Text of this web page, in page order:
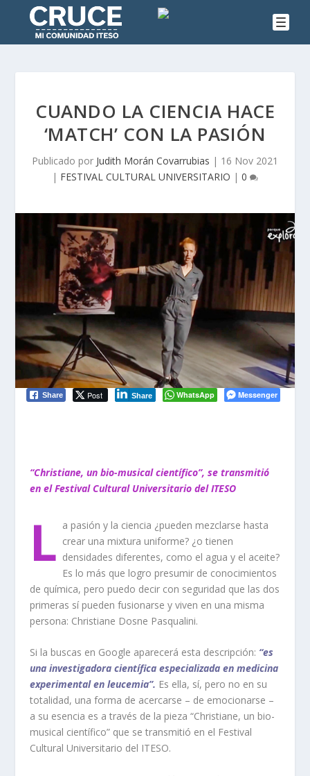
CUANDO LA CIENCIA HACE
‘MATCH’ CON LA PASIÓN
Publicado por Judith Morán Covarrubias | 16 Nov 2021
| FESTIVAL CULTURAL UNIVERSITARIO | 0
Share Post Share WhatsApp Messenger
“Christiane, un bio-musical científico”, se transmitió
en el Festival Cultural Universitario del ITESO
L a pasión y la ciencia ¿pueden mezclarse hasta
crear una mixtura uniforme? ¿o tienen
densidades diferentes, como el agua y el aceite?
Es lo más que logro presumir de conocimientos
de química, pero puedo decir con seguridad que las dos
primeras sí pueden fusionarse y viven en una misma
persona: Christiane Dosne Pasqualini.
Si la buscas en Google aparecerá esta descripción: “es
una investigadora científica especializada en medicina
experimental en leucemia”. Es ella, sí, pero no en su
totalidad, una forma de acercarse – de emocionarse –
a su esencia es a través de la pieza “Christiane, un bio-
musical científico” que se transmitió en el Festival
Cultural Universitario del ITESO.